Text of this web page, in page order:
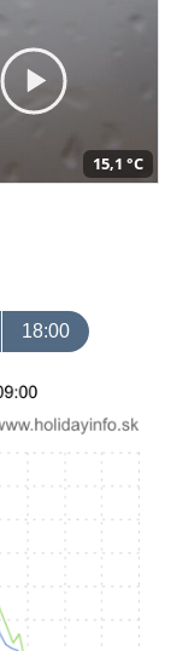
15,1 °C
18:00